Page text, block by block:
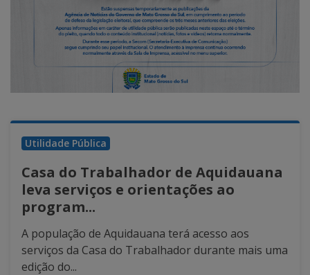
Utilidade Pública
Casa do Trabalhador de Aquidauana
leva serviços e orientações ao
program...
A população de Aquidauana terá acesso aos
serviços da Casa do Trabalhador durante mais uma
edição do...